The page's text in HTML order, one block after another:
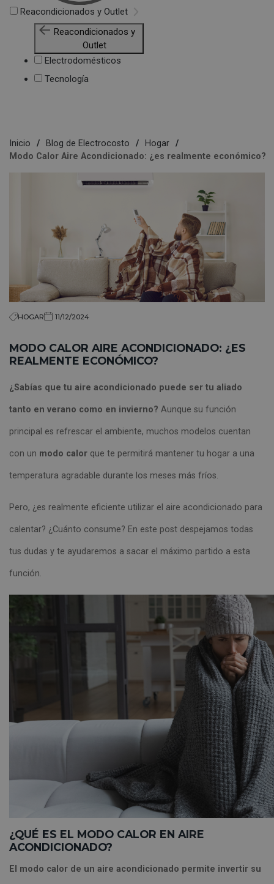
Reacondicionados y Outlet
Reacondicionados y
Outlet
Electrodomésticos
Tecnología
Inicio Blog de Electrocosto
Hogar
Modo Calor Aire Acondicionado: ¿es realmente económico?
HOGAR 11/12/2024
MODO CALOR AIRE ACONDICIONADO: ¿ES
REALMENTE ECONÓMICO?
¿Sabías que tu aire acondicionado puede ser tu aliado
tanto en verano como en invierno? Aunque su función
principal es refrescar el ambiente, muchos modelos cuentan
con un modo calor que te permitirá mantener tu hogar a una
temperatura agradable durante los meses más fríos.
Pero, ¿es realmente eficiente utilizar el aire acondicionado para
calentar? ¿Cuánto consume? En este post despejamos todas
tus dudas y te ayudaremos a sacar el máximo partido a esta
función.
¿QUÉ ES EL MODO CALOR EN AIRE
ACONDICIONADO?
El modo calor de un aire acondicionado permite invertir su